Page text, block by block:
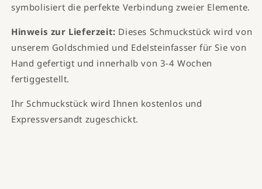
symbolisiert die perfekte Verbindung zweier Elemente.
Hinweis zur Lieferzeit: Dieses Schmuckstück wird von
unserem Goldschmied und Edelsteinfasser für Sie von
Hand gefertigt und innerhalb von 3-4 Wochen
fertiggestellt.
Ihr Schmuckstück wird Ihnen kostenlos und
Expressversandt zugeschickt.